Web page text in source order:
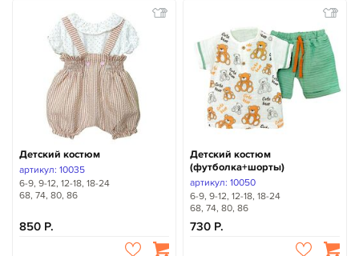
Детский костюм
артикул: 10035
6-9, 9-12, 12-18, 18-24
68, 74, 80, 86
850
Детский костюм
(футболка+шорты)
артикул: 10050
6-9, 9-12, 12-18, 18-24
68, 74, 80, 86
730